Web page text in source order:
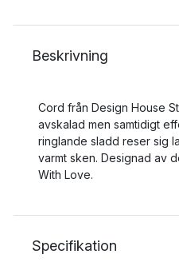
Beskrivning
Cord från Design House
avskalad men samtidigt
ringlande sladd reser sig
varmt sken. Designad av
With Love.
Specifikation